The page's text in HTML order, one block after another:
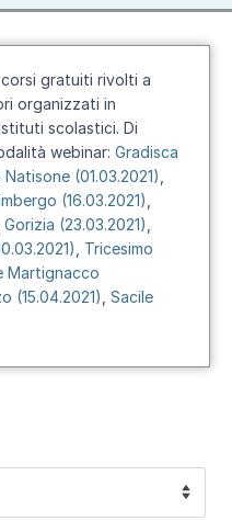
gratuiti rivolti a
organizzati in
scolastici. Di
webinar: Gradisca
(01.03.2021)
(16.03.2021)
Gorizia (23.03.2021)
Tricesimo
Martignacco
(15.04.2021) Sacile